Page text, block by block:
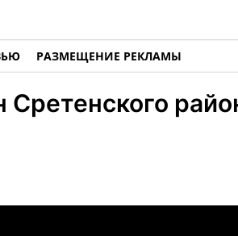
РАЗМЕЩЕНИЕ РЕКЛАМЫ
Сретенского